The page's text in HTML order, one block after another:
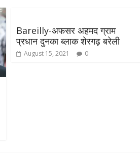
Bareilly-अफसर अहमद ग्राम
प्रधान दुनका ब्लाक शेरगढ़ बरेली
August 15, 2021 0